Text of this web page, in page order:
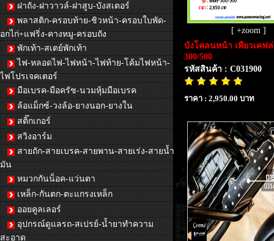
ฝาถัง-ฝาวาวล์-ฝาสูบ-บังสเตอร์
พลาสติก-ครอบท้าย-ชิวหน้า-ครอบใบพัด-
อกไก่+แฟริ่ง-คางหมู-ครอบถัง
พักเท้า-สเตย์พักเท้า
ไฟ-หลอดไฟ-ไฟหน้า-ไฟท้าย-โค้มไฟหน้า-
ไฟโปรเจคเตอร์
มือเบรค-มือครัช-นวมหุ้มมือเบรค
ล้อแม็กซ์-วงล้อ-ยางนอก-ยางใน
สติ๊กเกอร์
สวิงอาร์ม
สายถัก-สายเบรค-สายพาน-สายเร่ง-สายน้ำ
มัน
หมวกกันน็อค-แว่นตา
เหล็ก-กันตก-ตะแกรงเหล็ก
ออยคูลเลอร์
อุปกรณ์ดูแลรถ-สเปรย์-น้ำยาทำความ
สะอาด
[ +zoom ]
บังโคลนหน้า เพียวเคฟล่
300/500
รหัสสินค้า : C031900
ราคา : 2,950.00 บาท